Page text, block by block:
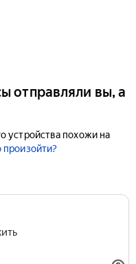
отправляли вы, а
устройства похожи на
произойти?